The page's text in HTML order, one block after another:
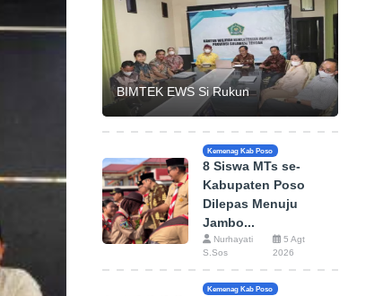
BIMTEK EWS Si Rukun
Kemenag Kab Poso
8 Siswa MTs se-
Kabupaten Poso
Dilepas Menuju
Jambo...
Nurhayati
S.Sos
5 Agt
2026
Kemenag Kab Poso